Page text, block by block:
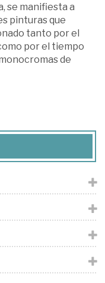
se manifiesta a
pinturas que
tanto por el
por el tiempo
de